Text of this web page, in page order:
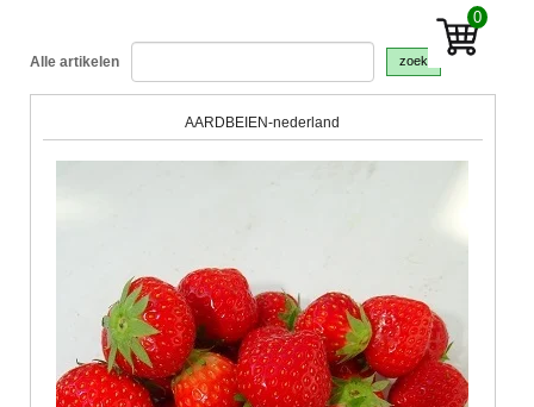
0
Alle artikelen zoek
AARDBEIEN-nederland